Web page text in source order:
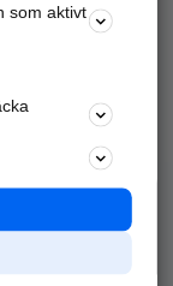
nära dig.
som aktivt